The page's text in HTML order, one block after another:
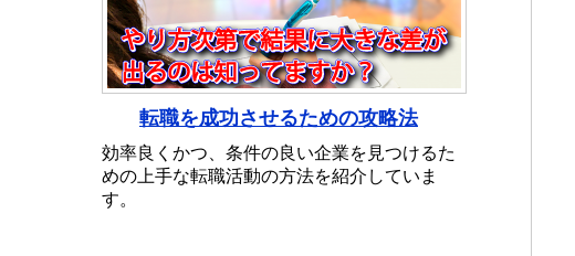
転職を成功させるための攻略法
効率良くかつ、条件の良い企業を見つけるた
めの上手な転職活動の方法を紹介していま
す。